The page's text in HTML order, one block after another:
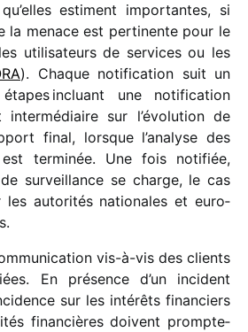
estiment impor­tantes, si
la menace est perti­nente pour le
utili­sa­teurs de services ou les
). Chaque noti­fi­ca­tion suit un
incluant une noti­fi­ca­tion
sur l’évolution de
final, lorsque l’analyse des
termi­née. Une fois noti­fiée,
surveillance se charge, le cas
les auto­ri­tés natio­nales et euro­
vis-à-vis des clients
En présence d’un inci­dent
sur les inté­rêts finan­ciers
finan­cières doivent promp­te­